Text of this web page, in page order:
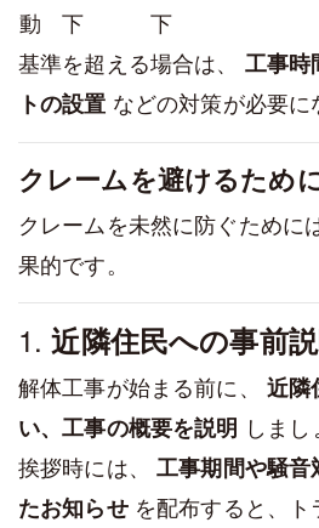
動
下
下
基準を超える場合は、 工事時
トの設置 などの対策が必要に
クレームを避けるため
クレームを未然に防ぐために
果的です。
1.近隣住民への事前
解体工事が始まる前に、 近隣
い、工事の概要を説明 しまし
挨拶時には、工事期間や騒
たお知らせを配布すると、ト